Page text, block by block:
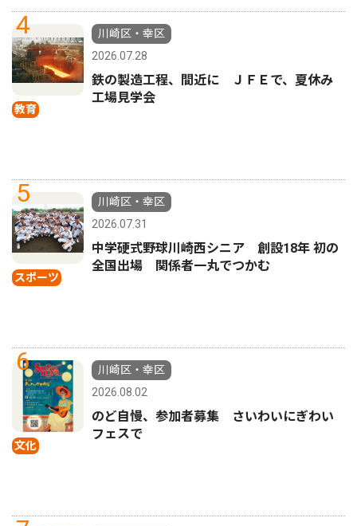
4
教育
川崎区・幸区
2026.07.28
鉄の製造工程、間近に ＪＦＥで、夏休み
工場見学会
5
スポーツ
川崎区・幸区
2026.07.31
中学硬式野球川崎西シニア 創設18年 初の
全国出場 関係者一丸でつかむ
6
文化
川崎区・幸区
2026.08.02
のど自慢、参加者募集 さいわいにぎわい
フェスで